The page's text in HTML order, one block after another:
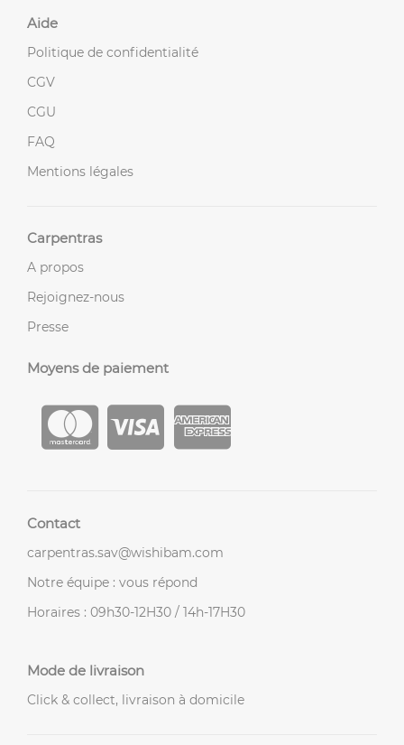
Aide
Politique de confidentialité
CGV
CGU
FAQ
Mentions légales
Carpentras
A propos
Rejoignez-nous
Presse
Moyens de paiement
Contact
carpentras.sav@wishibam.com
Notre équipe : vous répond
Horaires : 09h30-12H30 / 14h-17H30
Mode de livraison
Click & collect, livraison à domicile